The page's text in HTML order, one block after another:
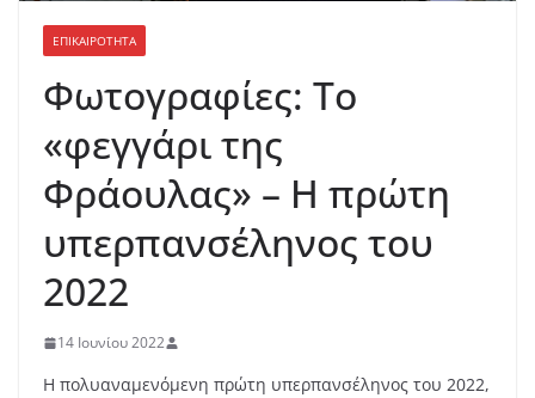
ΕΠΙΚΑΙΡΟΤΗΤΑ
Φωτογραφίες: Το
«φεγγάρι της
Φράουλας» – Η πρώτη
υπερπανσέληνος του
2022
14 Ιουνίου 2022
Η πολυαναμενόμενη πρώτη υπερπανσέληνος του 2022,